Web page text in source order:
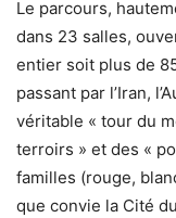
Le parcours,
dans 23 salles,
entier soit plus de
passant par l’Iran,
véritable « tour du
terroirs » et des «
familles (rouge,
que convie la Cité